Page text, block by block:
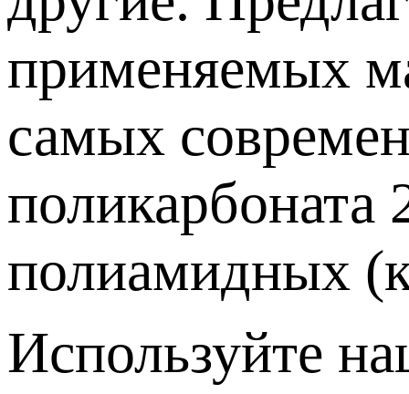
применяемых
самых
поликарбоната
полиамидных
Используйте